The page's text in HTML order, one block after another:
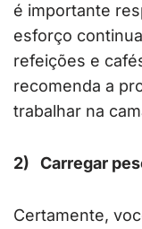
é importante
esforço
refeições e
recomenda a
trabalhar na
2) Carregar
Certamente,